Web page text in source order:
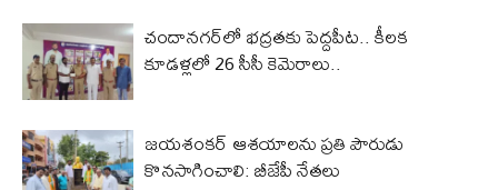
చందానగర్‌లో భద్రతకు పెద్దపీట.. కీలక
కూడళ్లలో 26 సీసీ కెమెరాలు..
జయశంకర్ ఆశయాలను ప్రతి పౌరుడు
కొనసాగించాలి: బీజేపీ నేతలు